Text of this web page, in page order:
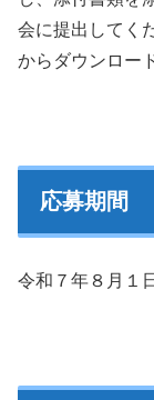
会に提出してく
からダウンロー
応募期間
令和７年８月１